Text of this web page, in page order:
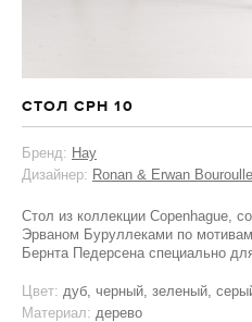
СТОЛ CPH 10
Бренд: Hay
Дизайнер: Ronan & Erwan
Стол из коллекции Copenhague,
Эрваном Буруллеками по
Бернта Педерсена специально
Цвет: дуб, черный, зеленый,
Материал: дерево